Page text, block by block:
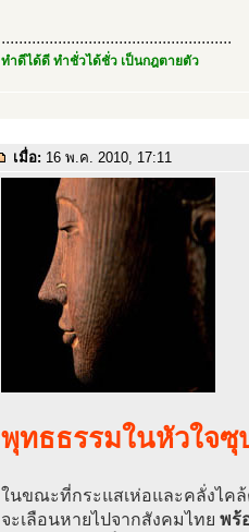
.....................................................
ทำดีได้ดี ทำชั่วได้ชั่ว เป็นกฎตายตัว
เมื่อ: 16 พ.ค. 2010, 17:11
พุทธธรรมในหัวใจซุ
ในขณะที่กระแสเห่อและคลั่งไค
จะเลือนหายไปจากสังคมไทย พร้